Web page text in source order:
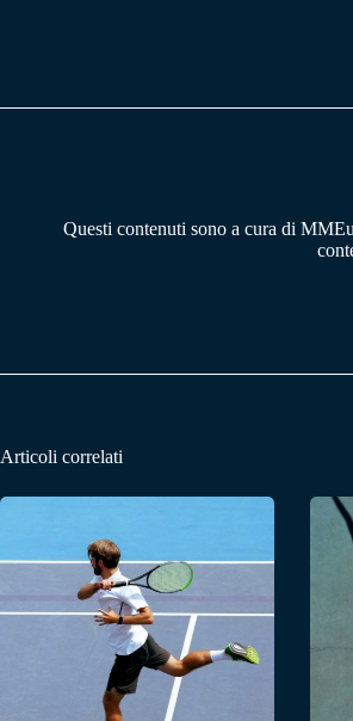
pp m
Questi contenuti sono a cura di
Articoli correlati